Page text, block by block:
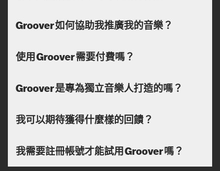
Groover 如何協助我推廣我的音樂？
使用 Groover 需要付費嗎？
Groover 是專為獨立音樂人打造的嗎？
我可以期待獲得什麼樣的回饋？
我需要註冊帳號才能試用 Groover 嗎？